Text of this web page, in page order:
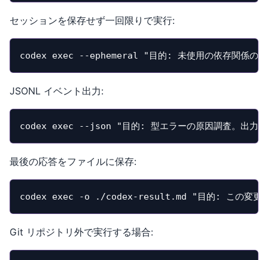
セッションを保存せず一回限りで実行:
codex exec --ephemeral "目的: 未使用の依存関係の有
JSONL イベント出力:
codex exec --json "目的: 型エラーの原因調査。出力:
最後の応答をファイルに保存:
codex exec -o ./codex-result.md "目的: この変更のリ
Git リポジトリ外で実行する場合: